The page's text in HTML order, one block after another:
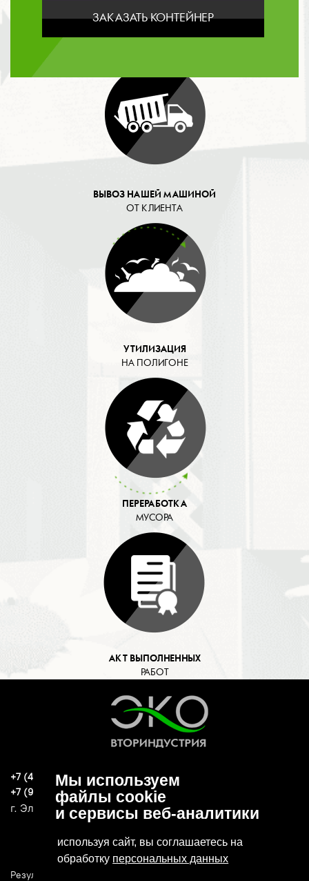
Мы используем
файлы cookie
и сервисы веб-аналитики
используя сайт, вы соглашаетесь на
обработку персональных данных
ВЫВОЗ НАШЕЙ МАШИНОЙ
ОТ КЛИЕНТА
УТИЛИЗАЦИЯ
НА ПОЛИГОНЕ
ПЕРЕРАБОТКА
МУСОРА
АКТ ВЫПОЛНЕННЫХ
РАБОТ
ЗАКАЗАТЬ КОНТЕЙНЕР
г. Электросталь, ул. Спортивная, д. 47А
ekoind93@yandex.ru
+7 (496) 570-37-15
+7 (919) 776-04-79
Результаты СОУТ